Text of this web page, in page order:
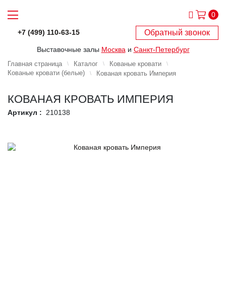
0
+7 (499) 110-63-15 Обратный звонок
Выставочные залы Москва и Санкт-Петербург
Главная страница Каталог
Кованые кровати
Кованые кровати (белые)
Кованая кровать Империя
КОВАНАЯ КРОВАТЬ ИМПЕРИЯ
Артикул : 210138